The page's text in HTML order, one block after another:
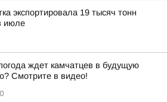
экспортировала 19 тысяч тонн
июле
ждет камчатцев в будущую
Cмотрите в видео!